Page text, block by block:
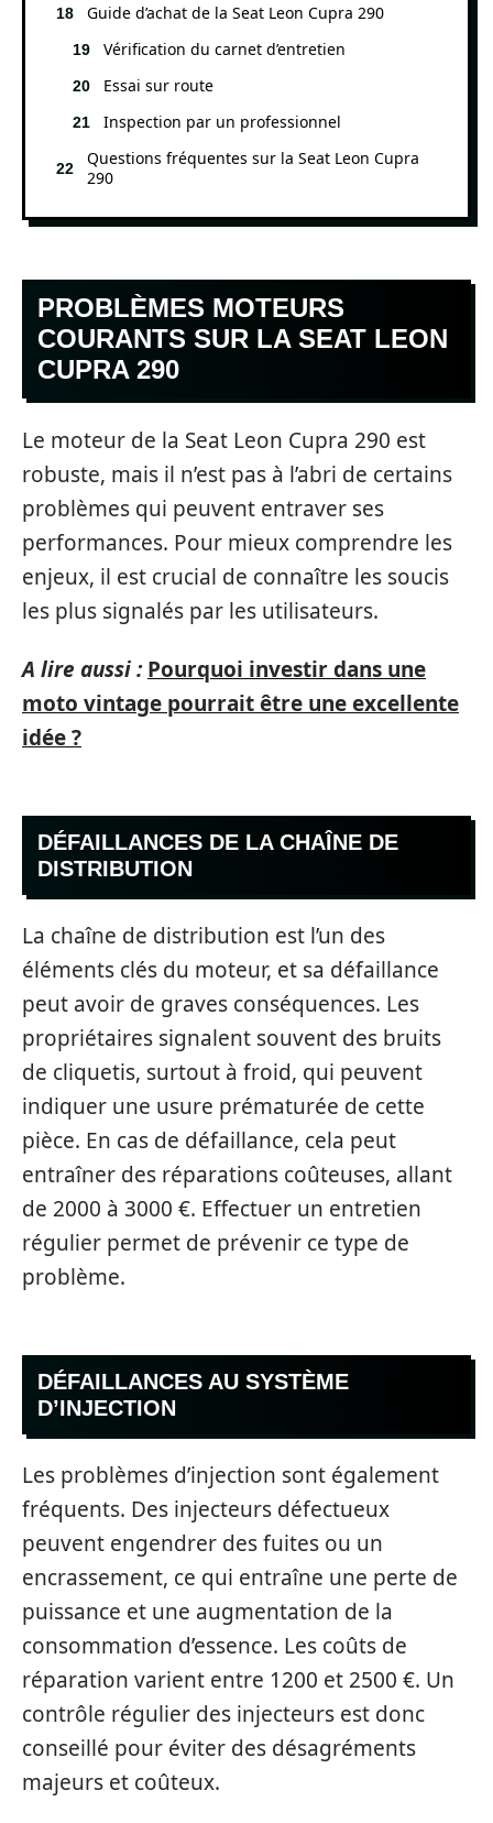
Guide d’achat de la Seat Leon Cupra 290
Vérification du carnet d’entretien
Essai sur route
Inspection par un professionnel
Questions fréquentes sur la Seat Leon Cupra
290
PROBLÈMES MOTEURS
COURANTS SUR LA SEAT LEON
CUPRA 290
Le moteur de la Seat Leon Cupra 290 est
robuste, mais il n’est pas à l’abri de certains
problèmes qui peuvent entraver ses
performances. Pour mieux comprendre les
enjeux, il est crucial de connaître les soucis
les plus signalés par les utilisateurs.
A lire aussi : Pourquoi investir dans une
moto vintage pourrait être une excellente
idée ?
DÉFAILLANCES DE LA CHAÎNE DE
DISTRIBUTION
La chaîne de distribution est l’un des
éléments clés du moteur, et sa défaillance
peut avoir de graves conséquences. Les
propriétaires signalent souvent des bruits
de cliquetis, surtout à froid, qui peuvent
indiquer une usure prématurée de cette
pièce. En cas de défaillance, cela peut
entraîner des réparations coûteuses, allant
de 2000 à 3000 €. Effectuer un entretien
régulier permet de prévenir ce type de
problème.
DÉFAILLANCES AU SYSTÈME
D’INJECTION
Les problèmes d’injection sont également
fréquents. Des injecteurs défectueux
peuvent engendrer des fuites ou un
encrassement, ce qui entraîne une perte de
puissance et une augmentation de la
consommation d’essence. Les coûts de
réparation varient entre 1200 et 2500 €. Un
contrôle régulier des injecteurs est donc
conseillé pour éviter des désagréments
majeurs et coûteux.